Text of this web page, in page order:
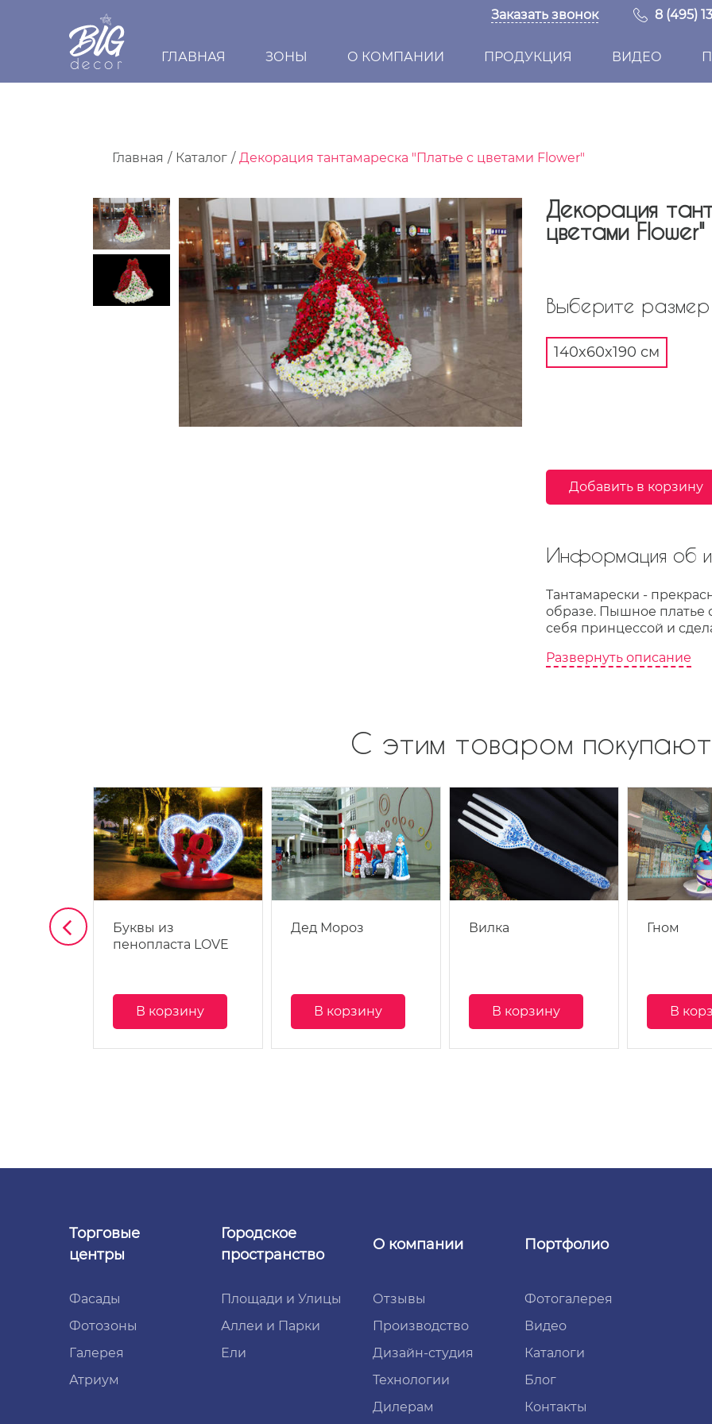
Заказать звонок 8 (495)
ГЛАВНАЯ ЗОНЫ О КОМПАНИИ ПРОДУКЦИЯ ВИДЕО
Главная Каталог Декорация тантамареска "Платье с цветами Flower"
Декорация
цветами Flower"
Выберите размер
140x60x190 см
Добавить в корзину
Информация об
Тантамарески -
образе. Пышное платье
себя принцессой и
Развернуть описание
С этим товаром
Буквы из
пенопласта LOVE
В корзину
Дед Мороз
В корзину
Вилка
В корзину
Гном
В
Торговые
центры
Фасады
Фотозоны
Галерея
Атриум
Городское
пространство
Площади и Улицы
Аллеи и Парки
Ели
О компании
Отзывы
Производство
Дизайн-студия
Технологии
Дилерам
Портфолио
Фотогалерея
Видео
Каталоги
Блог
Контакты